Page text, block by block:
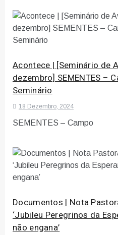
Acontece | [Seminário de
dezembro] SEMENTES –
Seminário
18 Dezembro, 2024
SEMENTES – Campo
Documentos | Nota
‘Jubileu Peregrinos da
não engana’